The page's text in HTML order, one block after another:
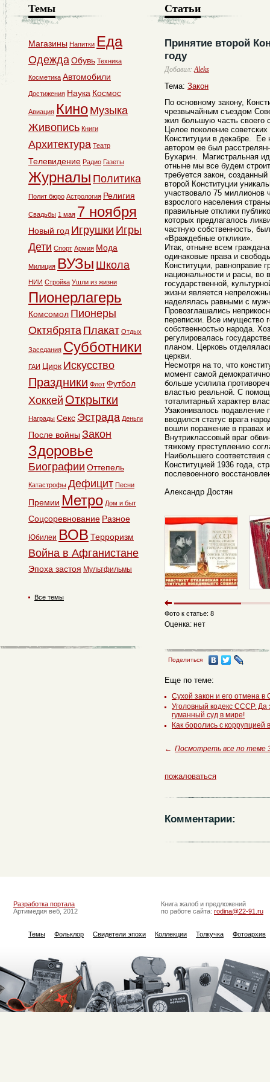
Статьи
Принятие второй
году
Добавил:Aleks
Тема: Закон
По основному закону,
чрезвычайным съездом
жил большую часть своего
Целое поколение
Конституции в декабре. Ее
автором ее был
Бухарин. Магистральная
отныне мы все будем
требуется закон,
второй Конституции
участвовало 75 миллионов
взрослого населения
правильные отклики
которых предлагалось
частную собственность,
«Враждебные отклики».
Итак, отныне всем
одинаковые права и
Конституции, равноправие
национальности и расы, во
государственной,
жизни является
наделялась равными с
Провозглашались
переписки. Все имущество
собственностью народа.
регулировалась
планом. Церковь
церкви.
Несмотря на то, что
момент самой
больше усилила
властью реальной. С
тоталитарный характер
Узаконивалось подавление
вводился статус врага
вошли поражение в правах
Внутриклассовый враг
тяжкому преступлению
Наибольшего
Конституцией 1936 года,
послевоенного
Александр Достян
Фото к статье: 8
Оценка: нет
Поделиться
Еще по теме:
Сухой закон и его отмена
Уголовный кодекс СССР. Да
гуманный суд в мире!
Как боролись с
← Посмотреть все по теме
пожаловаться
Комментарии:
Темы
Магазины Напитки Еда
ОдеждаОбувь Техника
Косметика Автомобили
Достижения Наука Космос
Авиация Кино Музыка
Живопись Книги
Архитектура Театр
Телевидение Радио Газеты
Журналы Политика
Полит бюро Астрология Религия
Свадьбы 1 мая 7 ноября
Новый год Игрушки Игры
Дети Спорт Армия Мода
Милиция ВУЗы Школа
НИИ Стройка Ушли из жизни
Пионерлагерь
Комсомол Пионеры
Октябрята Плакат Отдых
Заседания Субботники
ГАИ Цирк Искусство
Праздники Флот Футбол
Хоккей Открытки
Награды Секс Эстрада Деньги
После войны Закон
Здоровье
Биографии Оттепель
Катастрофы Дефицит Песни
Премии Метро Дом и быт
Соцсоревнование Разное
Юбилеи ВОВ Терроризм
Война в Афганистане
Эпоха застоя Мультфильмы
Все темы
Разработка портала
Артимедия веб, 2012
Книга жалоб и предложений
по работе сайта: rodina@22-91.ru
Темы Фольклор Свидетели эпохи Коллекции Толкучка Фотоархив